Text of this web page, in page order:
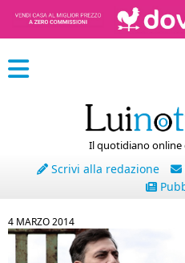
Il quotidiano online
Scrivi alla redazione
4 MARZO 2014